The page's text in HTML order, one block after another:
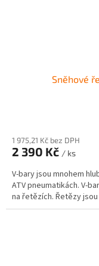
Sněhové
1 975,21 Kč bez DPH
2 390 Kč / ks
V-bary jsou mnohem
ATV pneumatikách. V-
na řetězích. Řetězy